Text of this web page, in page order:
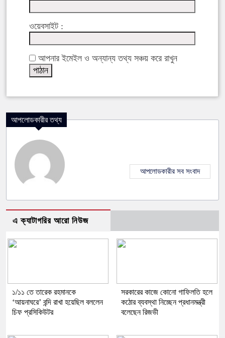
ওয়েবসাইট :
আপনার ইমেইল ও অন্যান্য তথ্য সঞ্চয় করে রাখুন
আপলোডকারীর তথ্য
আপলোডকারীর সব সংবাদ
এ ক্যাটাগরির আরো নিউজ
১/১১ তে তারেক রহমানকে
‘আয়নাঘরে’ বন্দি রাখা হয়েছিল বললেন
চিফ প্রসিকিউটর
সরকারের কাজে কোনো গাফিলতি হলে
কঠোর ব্যবস্থা নিচ্ছেন প্রধানমন্ত্রী
বলেছেন রিজভী